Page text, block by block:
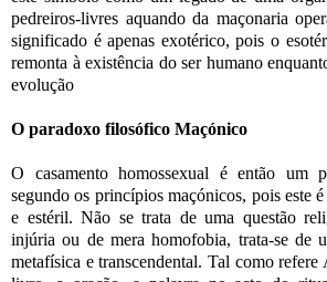
pedreiros-livres aquando da maçonaria
significado é apenas exotérico, pois o
remonta à existência do ser humano
evolução
O paradoxo filosófico Maçónico
O casamento homossexual é então um
segundo os princípios maçónicos, pois este
e estéril. Não se trata de uma questão
injúria ou de mera homofobia, trata-se de
metafísica e transcendental. Tal como